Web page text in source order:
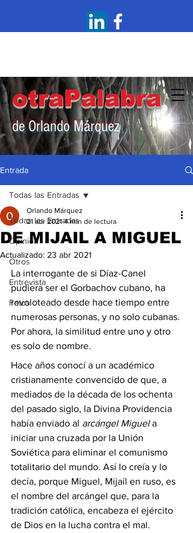
otraPalabra
de Orlando Márquez
Entrada
Todas las Entradas
Opinión
Otros
Entrevista
Fotos
Todas las Entradas
DE MIJAIL A MIGUEL
Orlando Márquez
21 abr 2021 4 min de lectura
Actualizado: 23 abr 2021
La interrogante de si Díaz-Canel
pudiera ser el Gorbachov cubano, ha
revoloteado desde hace tiempo entre
numerosas personas, y no solo cubanas.
Por ahora, la similitud entre uno y otro
es solo de nombre.
Hace años conocí a un académico
cristianamente convencido de que, a
mediados de la década de los ochenta
del pasado siglo, la Divina Providencia
había enviado al arcángel Miguel a
iniciar una cruzada por la Unión
Soviética para eliminar el comunismo
totalitario del mundo. Así lo creía y lo
decía, porque Miguel, Mijaíl en ruso, es
el nombre del arcángel que, para la
tradición católica, encabeza el ejército
de Dios en la lucha contra el mal.